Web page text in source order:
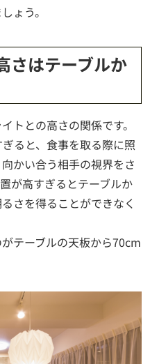
ょう。
さはテーブルか
トとの高さの関係です。
ると、食事を取る際に照
かい合う相手の視界をさ
が高すぎるとテーブルか
さを得ることができなく
テーブルの天板から70cm